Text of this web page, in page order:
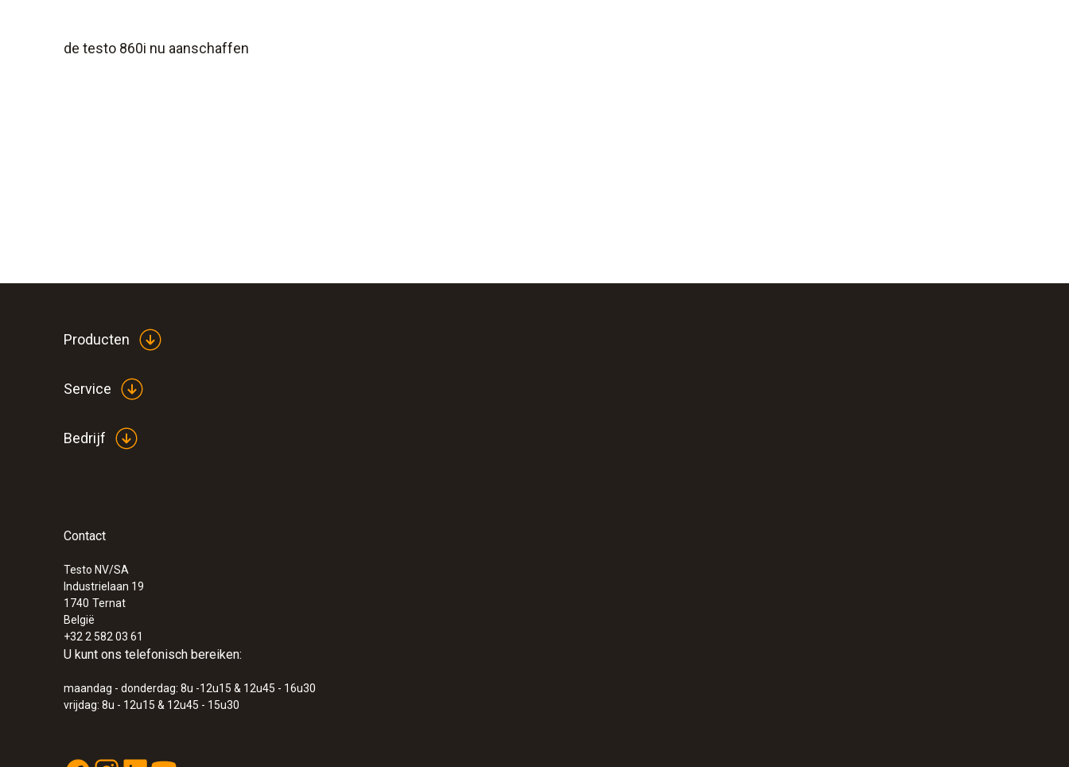
de testo 860i nu aanschaffen
Producten
Service
Bedrijf
Contact
Testo NV/SA
Industrielaan 19
1740 Ternat
België
+32 2 582 03 61
U kunt ons telefonisch bereiken:
maandag - donderdag: 8u -12u15 & 12u45 - 16u30
vrijdag: 8u - 12u15 & 12u45 - 15u30